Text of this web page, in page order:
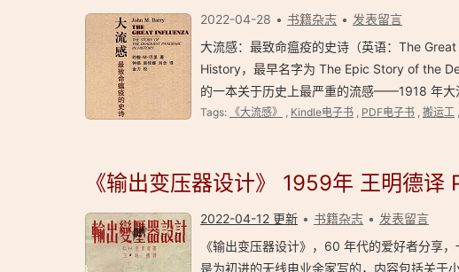
2022-04-28 书籍杂志
发表留言
大流感：最致命瘟疫的史诗（英语：The
History，最早名字为 The Epic Story of the
的一本关于历史上最严重的流感——1918 年
Tags: 《大流感》 , Kindle电子书 , PDF电子书 , 搬运工 ,
《输出变压器设计》 1959年 王明德译
2022-04-12 更新 书籍杂志
发表留言
《输出变压器设计》，60 年代的爱好者分享
是为初进的无线电业余家写的，内容包括关于